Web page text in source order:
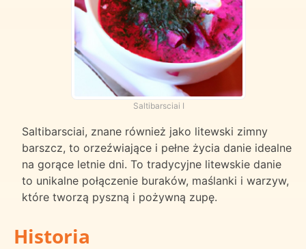
Saltibarsciai I
Saltibarsciai, znane również jako litewski zimny
barszcz, to orzeźwiające i pełne życia danie idealne
na gorące letnie dni. To tradycyjne litewskie danie
to unikalne połączenie buraków, maślanki i warzyw,
które tworzą pyszną i pożywną zupę.
Historia